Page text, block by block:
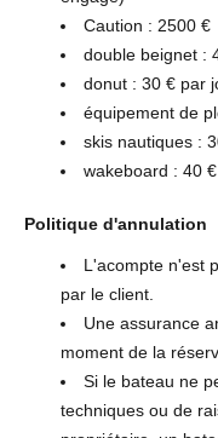
Caution : 2500 €
double beignet :
donut : 30 € par
équipement de
skis nautiques :
wakeboard : 40
Politique d'annulation
L'acompte n'est
par le client.
Une assurance
moment de la
Si le bateau ne
techniques ou de